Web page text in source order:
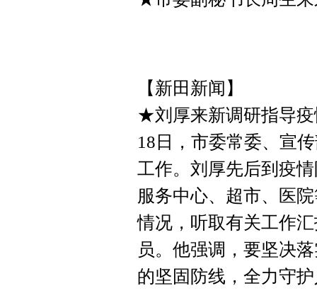
【新田新闻】
★刘厚来新调研指导
18日，市委常委、宣
工作。刘厚先后到疫
服务中心、超市、医
情况，听取有关工作
员。他强调，要坚决
的坚固防线，全力守